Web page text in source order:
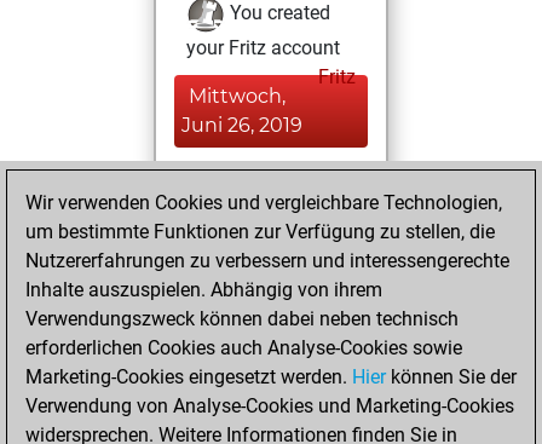
You created
your Fritz account
Fritz
Mittwoch,
Juni 26, 2019
You played 259
blitz games
Play
You scored
+124 =1 -134 in blitz
Samstag, Mai 25,
2019
You played 4
Wir verwenden Cookies und vergleichbare Technologien,
um bestimmte Funktionen zur Verfügung zu stellen, die
Nutzererfahrungen zu verbessern und interessengerechte
Inhalte auszuspielen. Abhängig von ihrem
Verwendungszweck können dabei neben technisch
erforderlichen Cookies auch Analyse-Cookies sowie
Marketing-Cookies eingesetzt werden. Hierkönnen Sie der
Verwendung von Analyse-Cookies und Marketing-Cookies
widersprechen. Weitere Informationen finden Sie in